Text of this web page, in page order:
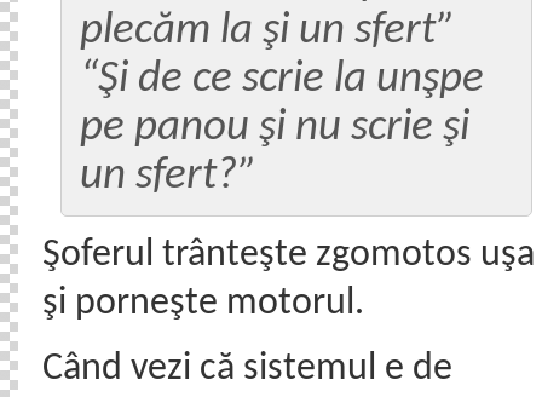
plecăm la şi un sfert”
“Şi de ce scrie la unşpe
pe panou şi nu scrie şi
un sfert?”
Şoferul trânteşte zgomotos uşa
şi porneşte motorul.
Când vezi că sistemul e de